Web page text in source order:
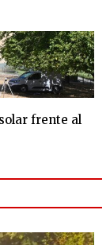
frente al